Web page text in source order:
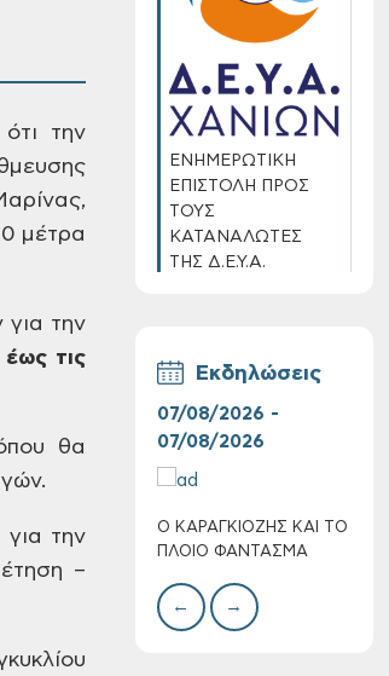
την
μέτρα
για την
έως τις
θα
για την
–
ΕΝΗΜΕΡΩΤΙΚΗ
ΕΠΙΣΤΟΛΗ ΠΡΟΣ
ΤΟΥΣ
ΚΑΤΑΝΑΛΩΤΕΣ
ΤΗΣ Δ.Ε.Υ.Α.
Πολύ Υψηλός
για αύριο Σάββατο 8
Αυγούστου 2026
Εκδηλώσεις
07/08/2026 -
07/08/2026
Ο ΚΑΡΑΓΚΙΟΖΗΣ ΚΑΙ ΤΟ
ΠΛΟΙΟ ΦΑΝΤΑΣΜΑ
← →